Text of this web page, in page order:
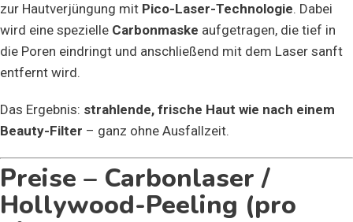
zur Hautverjüngung mit Pico-Laser-Technologie. Dabei
wird eine spezielle Carbonmaske aufgetragen, die tief in
die Poren eindringt und anschließend mit dem Laser sanft
entfernt wird.
Das Ergebnis: strahlende, frische Haut wie nach einem
Beauty-Filter – ganz ohne Ausfallzeit.
Preise – Carbonlaser /
Hollywood-Peeling (pro